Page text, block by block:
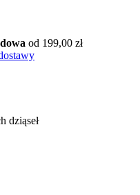
od 199,00 zł
dziąseł